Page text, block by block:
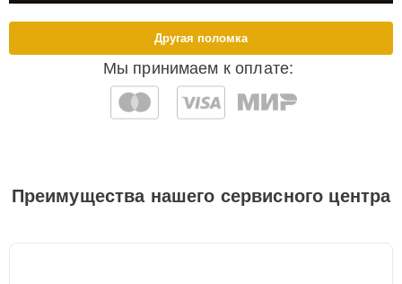
Мы принимаем к оплате:
Другая поломка
Преимущества нашего сервисного центра